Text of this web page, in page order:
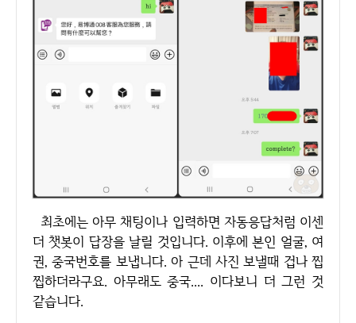
최초에는 아무 채팅이나 입력하면 자동응답처럼 이센
더 챗봇이 답장을 날릴 것입니다. 이후에 본인 얼굴, 여
권, 중국번호를 보냅니다. 아 근데 사진 보낼때 겁나 찝
찝하더라구요. 아무래도 중국.... 이다보니 더 그런 것
같습니다.